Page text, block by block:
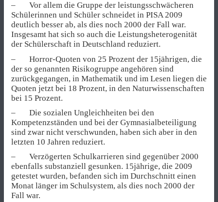
– Vor allem die Gruppe der leistungsschwächeren
Schülerinnen und Schüler schneidet in PISA 2009
deutlich besser ab, als dies noch 2000 der Fall war.
Insgesamt hat sich so auch die Leistungsheterogenität
der Schülerschaft in Deutschland reduziert.
– Horror-Quoten von 25 Prozent der 15jährigen, die
der so genannten Risikogruppe angehören sind
zurückgegangen, in Mathematik und im Lesen liegen die
Quoten jetzt bei 18 Prozent, in den Naturwissenschaften
bei 15 Prozent.
– Die sozialen Ungleichheiten bei den
Kompetenzständen und bei der Gymnasialbeteiligung
sind zwar nicht verschwunden, haben sich aber in den
letzten 10 Jahren reduziert.
– Verzögerten Schulkarrieren sind gegenüber 2000
ebenfalls substanziell gesunken. 15jährige, die 2009
getestet wurden, befanden sich im Durchschnitt einen
Monat länger im Schulsystem, als dies noch 2000 der
Fall war.